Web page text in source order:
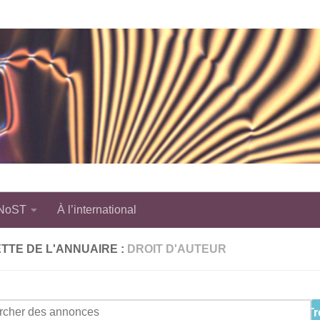
À l’international
DE L'ANNUAIRE : DROIT D'AUTEUR